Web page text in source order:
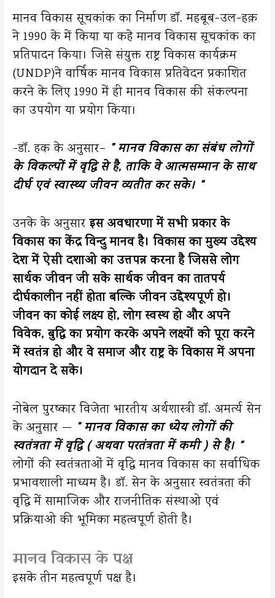
मानव विकास सूचकांक का निर्माण डॉ. महबूब-उल-हक़
ने 1990 के में किया या कहे मानव विकास सूचकांक का
प्रतिपादन किया। जिसे संयुक्त राष्ट्र विकास कार्यक्रम
(UNDP)ने वार्षिक मानव विकास प्रतिवेदन प्रकाशित
करने के लिए 1990 में ही मानव विकास की संकल्पना
का उपयोग या प्रयोग किया।
-डॉ. हक के अनुसार– ” मानव विकास का संबंध लोगों
के विकल्पों में वृद्धि से है, ताकि वे आत्मसम्मान के साथ
दीर्घ एवं स्वास्थ्य जीवन व्यतीत कर सके। “
उनके के अनुसारइस अवधारणा में सभी प्रकार के
विकास का केंद्र विन्दु मानव है। विकास का मुख्य उद्देश्य
देश में ऐसी दशाओ का उत्तपन्न करना है जिससे लोग
सार्थक जीवन जी सके सार्थक जीवन का तातपर्य
दीर्घकालीन नहीं होता बल्कि जीवन उद्देश्यपूर्ण हो।
जीवन का कोई लक्ष्य हो, लोग स्वस्थ हो और अपने
विवेक, बुद्धि का प्रयोग करके अपने लक्ष्यों को पूरा करने
में स्वतंत्र हो और वे समाज और राष्ट्र के विकास में अपना
योगदान दे सके।
नोबेल पुरष्कार विजेता भारतीय अर्थशास्त्री डॉ. अमर्त्य सेन
के अनुसार — ” मानव विकास का ध्येय लोगों की
स्वतंत्रता में वृद्धि ( अथवा परतंत्रता में कमी ) से है। “
लोगों की स्वतंत्रताओं में वृद्धि मानव विकास का सर्वाधिक
प्रभावशाली माध्यम है। डॉ. सेन के अनुसार स्वतंत्रता की
वृद्धि में सामाजिक और राजनीतिक संस्थाओ एवं
प्रक्रियाओ की भूमिका महत्वपूर्ण होती है।
मानव विकास के पक्ष
इसके तीन महत्वपूर्ण पक्ष है।